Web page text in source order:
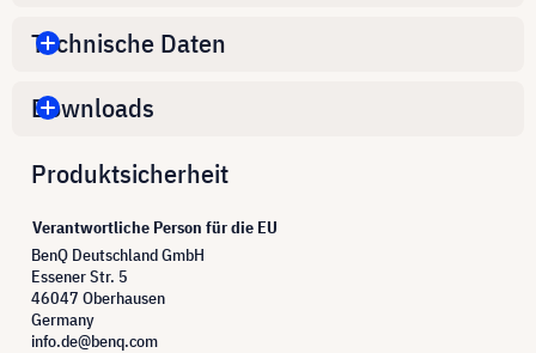
Technische Daten
Downloads
Produktsicherheit
Verantwortliche Person für die EU
BenQ Deutschland GmbH
Essener Str. 5
46047 Oberhausen
Germany
info.de@benq.com